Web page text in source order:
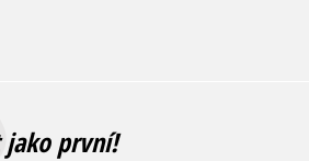
jako první!